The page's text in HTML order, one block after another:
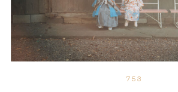
753